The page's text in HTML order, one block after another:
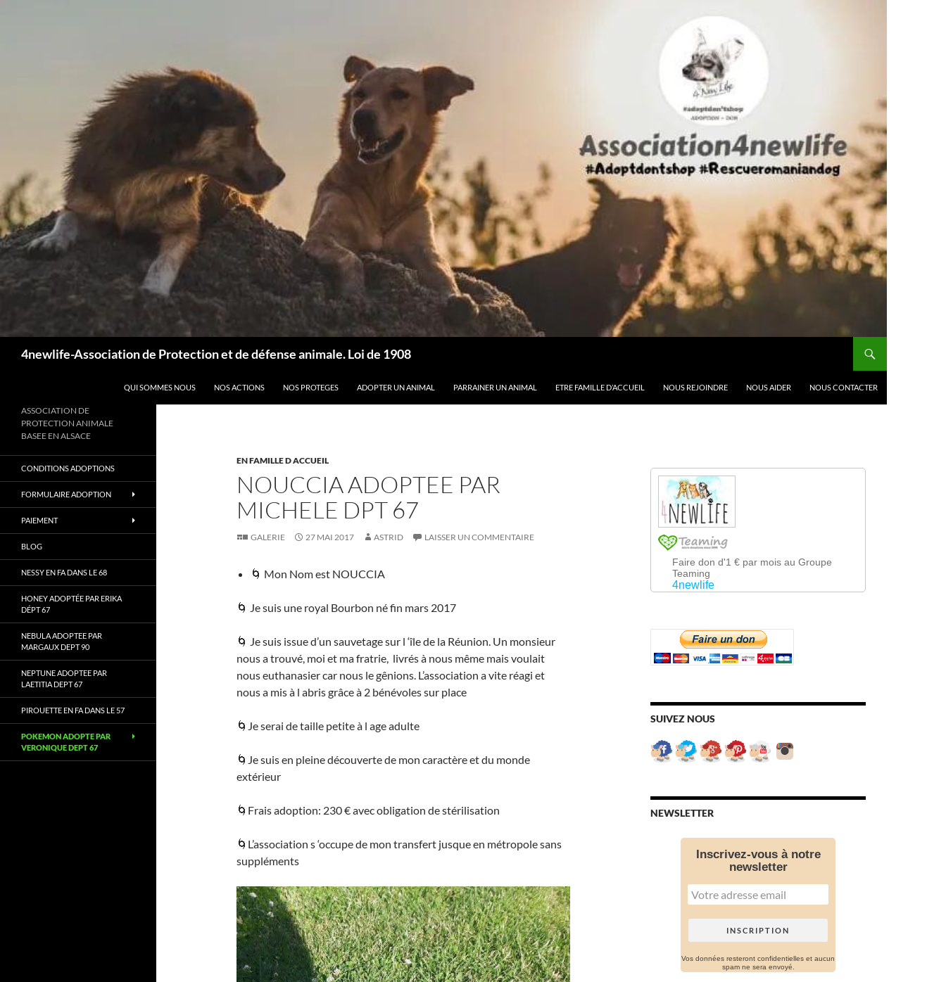
4newlife-Association de Protection et de défense animale. Loi de 1908
QUI SOMMES NOUS
NOS ACTIONS NOS PROTEGES ADOPTER UN ANIMAL PARRAINER UN ANIMAL ETRE FAMILLE D’ACCUEIL NOUS REJOINDRE NOUS AIDER NOUS CONTACTER
EN FAMILLE D ACCUEIL
NOUCCIA ADOPTEE PAR
MICHELE DPT 67
GALERIE 27 MAI 2017 ASTRID LAISSER UN COMMENTAIRE
🌀 Mon Nom est NOUCCIA
🌀 Je suis une royal Bourbon né fin mars 2017
🌀 Je suis issue d’un sauvetage sur l ‘île de la Réunion. Un monsieur
nous a trouvé, moi et ma fratrie, livrés à nous même mais voulait
nous euthanasier car nous le gênions. L’association a vite réagi et
nous a mis à l abris grâce à 2 bénévoles sur place
🌀Je serai de taille petite à l age adulte
🌀Je suis en pleine découverte de mon caractère et du monde
extérieur
🌀Frais adoption: 230 € avec obligation de stérilisation
🌀L’association s ‘occupe de mon transfert jusque en métropole sans
suppléments
SUIVEZ NOUS
NEWSLETTER
Inscrivez-vous à notre
newsletter
Vos données resteront confidentielles et aucun
spam ne sera envoyé.
ASSOCIATION DE
PROTECTION ANIMALE
BASEE EN ALSACE
CONDITIONS ADOPTIONS
FORMULAIRE ADOPTION
PAIEMENT
BLOG
NESSY EN FA DANS LE 68
HONEY ADOPTÉE PAR ERIKA
DÉPT 67
NEBULA ADOPTEE PAR
MARGAUX DEPT 90
NEPTUNE ADOPTEE PAR
LAETITIA DEPT 67
PIROUETTE EN FA DANS LE 57
POKEMON ADOPTE PAR
VERONIQUE DEPT 67